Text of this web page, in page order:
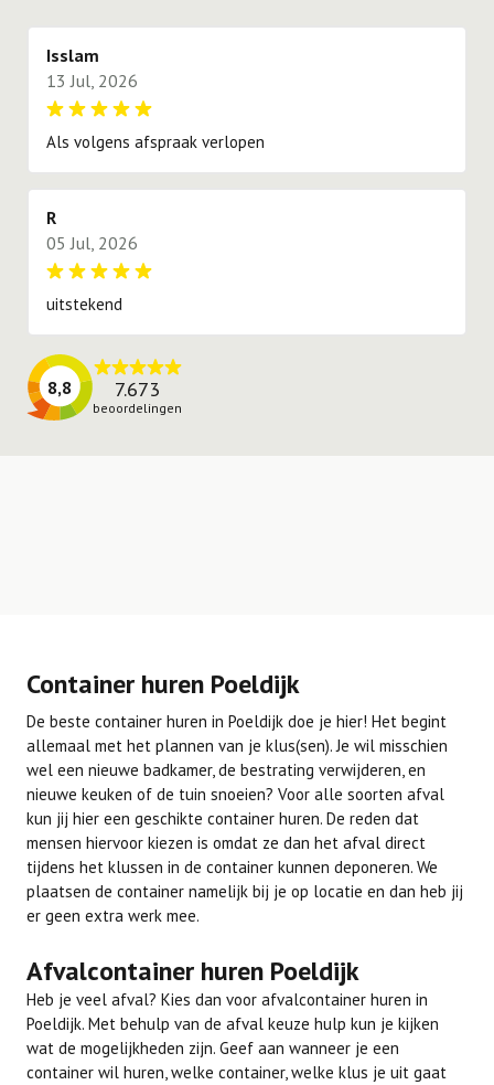
Isslam
13 Jul, 2026
Als volgens afspraak verlopen
R
05 Jul, 2026
uitstekend
8,8 7.673
beoordelingen
Container huren Poeldijk
De beste container huren in Poeldijk doe je hier! Het begint
allemaal met het plannen van je klus(sen). Je wil misschien
wel een nieuwe badkamer, de bestrating verwijderen, en
nieuwe keuken of de tuin snoeien? Voor alle soorten afval
kun jij hier een geschikte container huren. De reden dat
mensen hiervoor kiezen is omdat ze dan het afval direct
tijdens het klussen in de container kunnen deponeren. We
plaatsen de container namelijk bij je op locatie en dan heb jij
er geen extra werk mee.
Afvalcontainer huren Poeldijk
Heb je veel afval? Kies dan voor afvalcontainer huren in
Poeldijk. Met behulp van de afval keuze hulp kun je kijken
wat de mogelijkheden zijn. Geef aan wanneer je een
container wil huren, welke container, welke klus je uit gaat